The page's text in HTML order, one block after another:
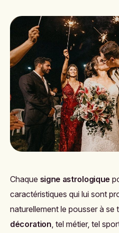
Chaque signe astrologique
caractéristiques qui lui sont
naturellement le pousser à se
décoration , tel métier, tel